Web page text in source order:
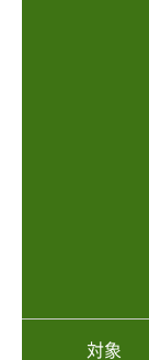
対象